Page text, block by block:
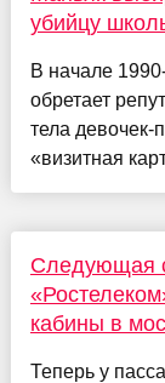
убийцу
В начале
обретает
тела девочек-
«визитная
Следующая
кабины в
Теперь у